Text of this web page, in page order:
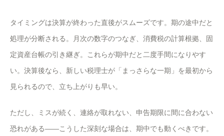
タイミングは決算が終わった直後がスムーズです。期の途中だと
処理が分断される。月次の数字のつなぎ、消費税の計算根拠、固
定資産台帳の引き継ぎ。これらが期中だと二度手間になりやす
い。決算後なら、新しい税理士が「まっさらな一期」を最初から
見られるので、立ち上がりも早い。
ただし、ミスが続く、連絡が取れない、申告期限に間に合わない
恐れがある——こうした深刻な場合は、期中でも動くべきです。